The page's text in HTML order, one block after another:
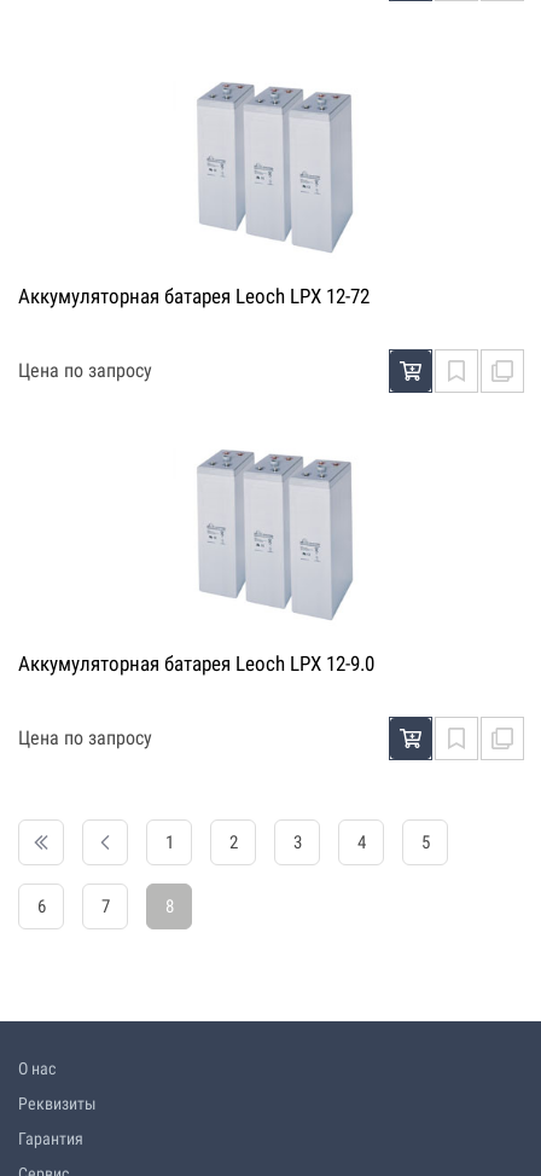
Аккумуляторная батарея Leoch LPX 12-72
Цена по запросу
Аккумуляторная батарея Leoch LPX 12-9.0
Цена по запросу
1 2 3 4 5
6 7 8
О нас
Реквизиты
Гарантия